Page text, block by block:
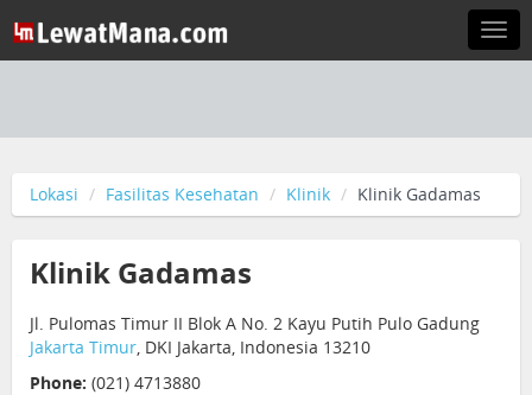
Lokasi Fasilitas Kesehatan Klinik Klinik Gadamas
Klinik Gadamas
Jl. Pulomas Timur II Blok A No. 2 Kayu Putih Pulo Gadung
Jakarta Timur, DKI Jakarta, Indonesia 13210
Phone: (021) 4713880